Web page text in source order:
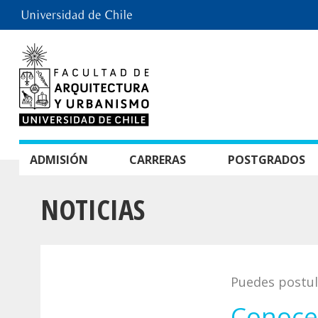
ADMISIÓN CARRERAS POSTGRADOS
NOTICIAS
Puedes